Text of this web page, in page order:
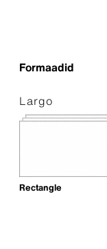
Formaadid
Largo
Rectangle